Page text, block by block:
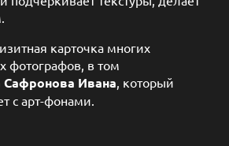
карточка многих
фотографов, в том
Ивана, который
с арт-фонами.